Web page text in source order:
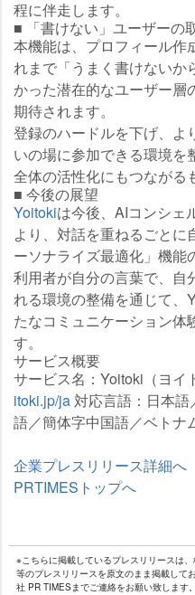
程に伴走します。
■ 「書けない」ユーザーの
本機能は、プロフィール作
れまで「うまく書けないか
かった潜在的なユーザー層
期待されます。
登録のハードルを下げ、よ
いの場に参加できる環境を
全体の活性化にもつながる
■ 今後の展望
Yoitokiは今後、AIコンシェ
より、対話を重ねるごと
ーソナライズ最適化」機能
利用者が自分の言葉で、自
れる環境の整備を通じて、
たなコミュニケーション体
す。
サービス概要
サービス名：Yoitoki（ヨイ
itoki.jp/ja 対応言語：日本
語／簡体字中国語／ベトナ
企業プレスリリース詳細へ
PRTIMESトップへ
※こちらに掲載しているプレスリリースは
等のプレスリリースを原文のまま掲載して
社 PR TIMESまでご連絡をお願い致します。